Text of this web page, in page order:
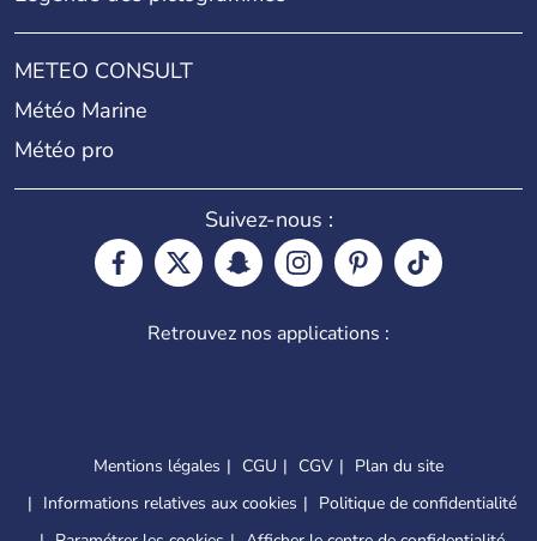
METEO CONSULT
Météo Marine
Météo pro
Suivez-nous :
Retrouvez nos applications :
Mentions légales CGU CGV
Plan du site
Informations relatives aux cookies
Politique de confidentialité